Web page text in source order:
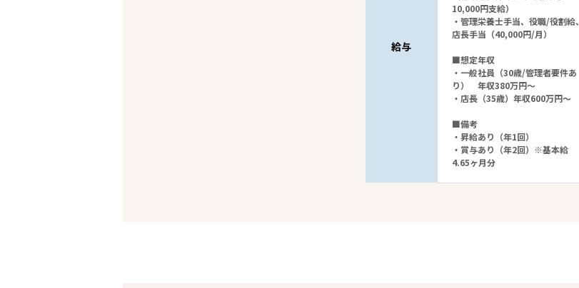
給与
10,000円支給）
・管理栄養士手当、役職/役割給、
店長手当（40,000円/月）
■想定年収
・一般社員（30歳/管理者要件あ
り） 年収380万円～
・店長（35歳）年収600万円～
■備考
・昇給あり（年1回）
・賞与あり（年2回）※基本給
4.65ヶ月分